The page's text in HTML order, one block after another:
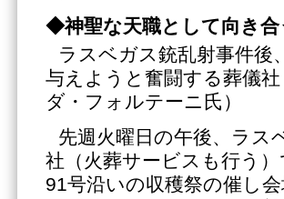
◆神聖な天職として向き合
ラスベガス銃乱射事件後
与えようと奮闘する葬儀
ダ・フォルテーニ氏）
先週火曜日の午後、ラス
社（火葬サービスも行う
91号沿いの収穫祭の催し